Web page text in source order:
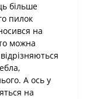
більше
пилок
на
можна
А ось у
на